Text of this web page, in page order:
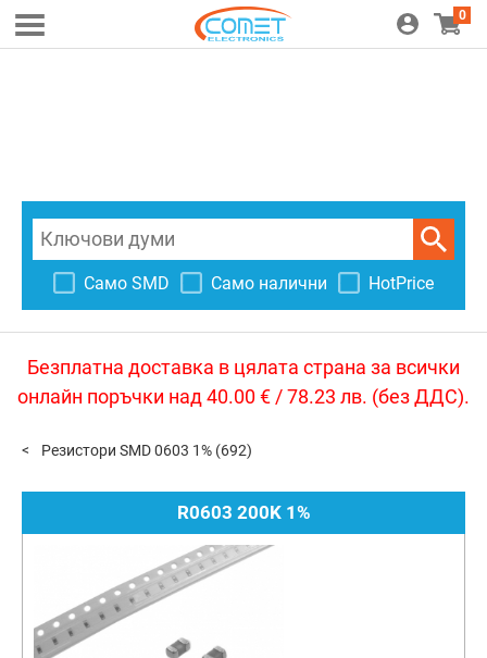
0
Само SMD Само налични HotPrice
Безплатна доставка в цялата страна за всички
онлайн поръчки над 40.00 € / 78.23 лв. (без ДДС).
Резистори SMD 0603 1% (692)
R0603 200K 1%